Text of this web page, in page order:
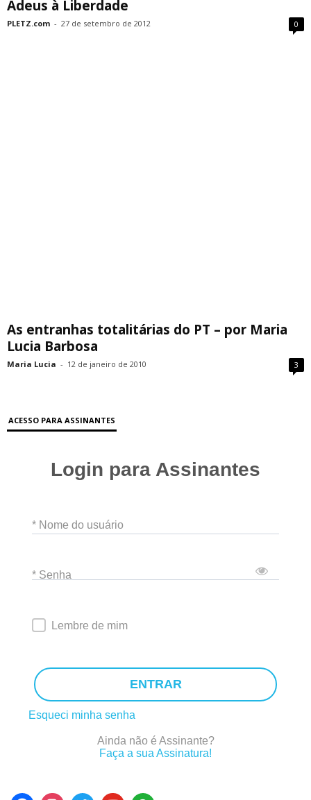
Adeus à Liberdade
PLETZ.com - 27 de setembro de 2012 0
As entranhas totalitárias do PT – por Maria
Lucia Barbosa
Maria Lucia - 12 de janeiro de 2010 3
ACESSO PARA ASSINANTES
Login para Assinantes
* Nome do usuário
* Senha
Lembre de mim
ENTRAR
Esqueci minha senha
Ainda não é Assinante?
Faça a sua Assinatura!